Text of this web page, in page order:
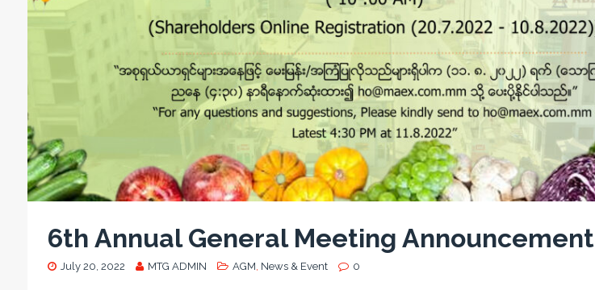
6th Annual General Meeting Announcement
July 20, 2022 MTG ADMIN AGM, News & Event 0